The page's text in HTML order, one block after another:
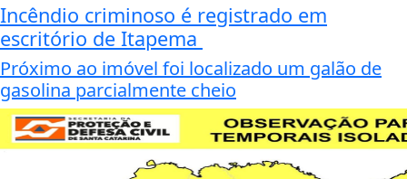
Incêndio criminoso é registrado em
escritório de Itapema
Próximo ao imóvel foi localizado um galão de
gasolina parcialmente cheio